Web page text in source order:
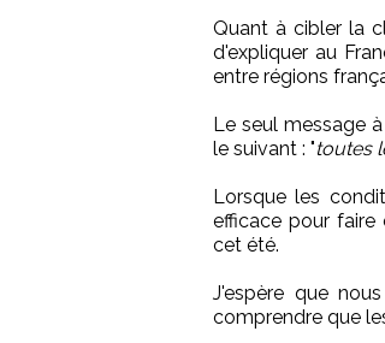
Quant à cibler la
d'expliquer au
entre régions
Le seul message
le suivant : "toutes
Lorsque les
efficace pour faire
cet été.
J'espère que
comprendre que